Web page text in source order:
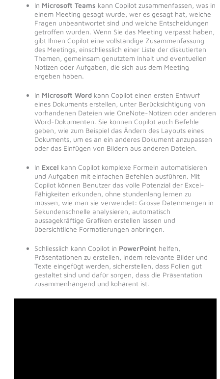
In Microsoft Teams kann Copilot zusammenfassen, was in
einem Meeting gesagt wurde, wer es gesagt hat, welche
Fragen unbeantwortet sind und welche Entscheidungen
getroffen wurden. Wenn Sie das Meeting verpasst haben,
gibt Ihnen Copilot eine vollständige Zusammenfassung
des Meetings, einschliesslich einer Liste der diskutierten
Themen, gemeinsam genutztem Inhalt und eventuellen
Notizen oder Aufgaben, die sich aus dem Meeting
ergeben haben.
In Microsoft Wordkann Copilot einen ersten Entwurf
eines Dokuments erstellen, unter Berücksichtigung von
vorhandenen Dateien wie OneNote-Notizen oder anderen
Word-Dokumenten. Sie können Copilot auch Befehle
geben, wie zum Beispiel das Ändern des Layouts eines
Dokuments, um es an ein anderes Dokument anzupassen
oder das Einfügen von Bildern aus anderen Dateien.
In Excel kann Copilot komplexe Formeln automatisieren
und Aufgaben mit einfachen Befehlen ausführen. Mit
Copilot können Benutzer das volle Potenzial der Excel-
Fähigkeiten erkunden, ohne stundenlang lernen zu
müssen, wie man sie verwendet: Grosse Datenmengen in
Sekundenschnelle analysieren, automatisch
aussagekräftige Grafiken erstellen lassen und
übersichtliche Formatierungen anbringen.
Schliesslich kann Copilot in PowerPoint helfen,
Präsentationen zu erstellen, indem relevante Bilder und
Texte eingefügt werden, sicherstellen, dass Folien gut
gestaltet sind und dafür sorgen, dass die Präsentation
zusammenhängend und kohärent ist.